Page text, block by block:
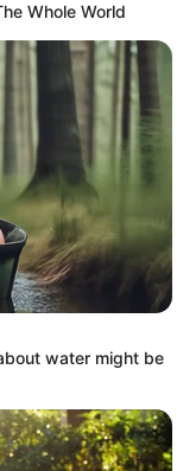
Whole World
water might be